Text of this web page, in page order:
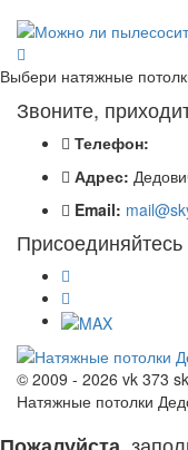
Выбери натяжные
Звоните,
Телефон:
Адрес:
Email:
Присоединяйтесь
© 2009 - 2026 vk 373
Натяжные потолки